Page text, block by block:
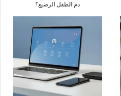
دم الطفل الرضیع؟